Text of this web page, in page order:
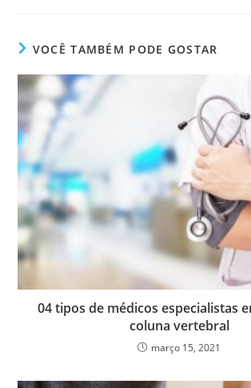
VOCÊ TAMBÉM PODE GOSTAR
04 tipos de médicos especialistas
coluna vertebral
março 15, 2021